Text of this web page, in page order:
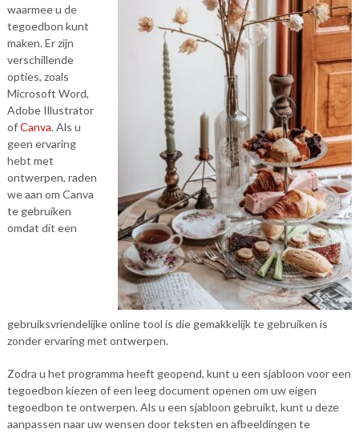
waarmee u de
tegoedbon kunt
maken. Er zijn
verschillende
opties, zoals
Microsoft Word,
Adobe Illustrator
ofCanva. Als u
geen ervaring
hebt met
ontwerpen, raden
we aan om Canva
te gebruiken
omdat dit een
gebruiksvriendelijke online tool is die gemakkelijk te gebruiken is
zonder ervaring met ontwerpen.
Zodra u het programma heeft geopend, kunt u een sjabloon voor een
tegoedbon kiezen of een leeg document openen om uw eigen
tegoedbon te ontwerpen. Als u een sjabloon gebruikt, kunt u deze
aanpassen naar uw wensen door teksten en afbeeldingen te